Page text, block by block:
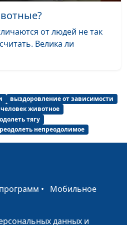
член Лиги здоровья
Смирнов,
Смирнов,
социальных
«За здоровый образ
социальных
от людей не так
Велика ли
выздоровление от зависимости
человек животное
тягу
непреодолимое
• Мобильное
данных и